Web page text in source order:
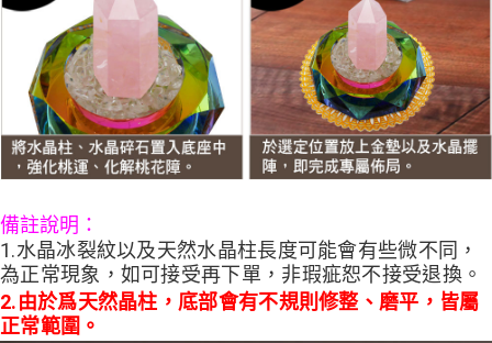
備註說明：
1.水晶冰裂紋以及天然水晶柱長度可能會有些微不同，
為正常現象，如可接受再下單，非瑕疵恕不接受退換。
2.由於爲天然晶柱，底部會有不規則修整、磨平，皆屬
正常範圍。